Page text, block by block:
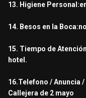
13. Higiene
14. Besos en la Boca:no
15. Tiempo de
hotel.
16.Telefono / Anuncia
Callejera de 2 mayo